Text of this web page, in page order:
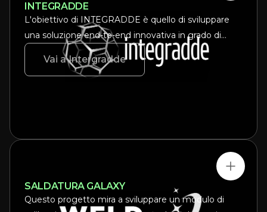
INTEGRADDE
L'obiettivo di INTEGRADDE è quello di sviluppare
una soluzione end-to-end innovativa in grado di
dimostrare il potenziale dei processi di deposizione
diretta di energia (DED) per la produzione di
Vai a Intergradde
SALDATURA GALAXY
Questo progetto mira a sviluppare un modulo di